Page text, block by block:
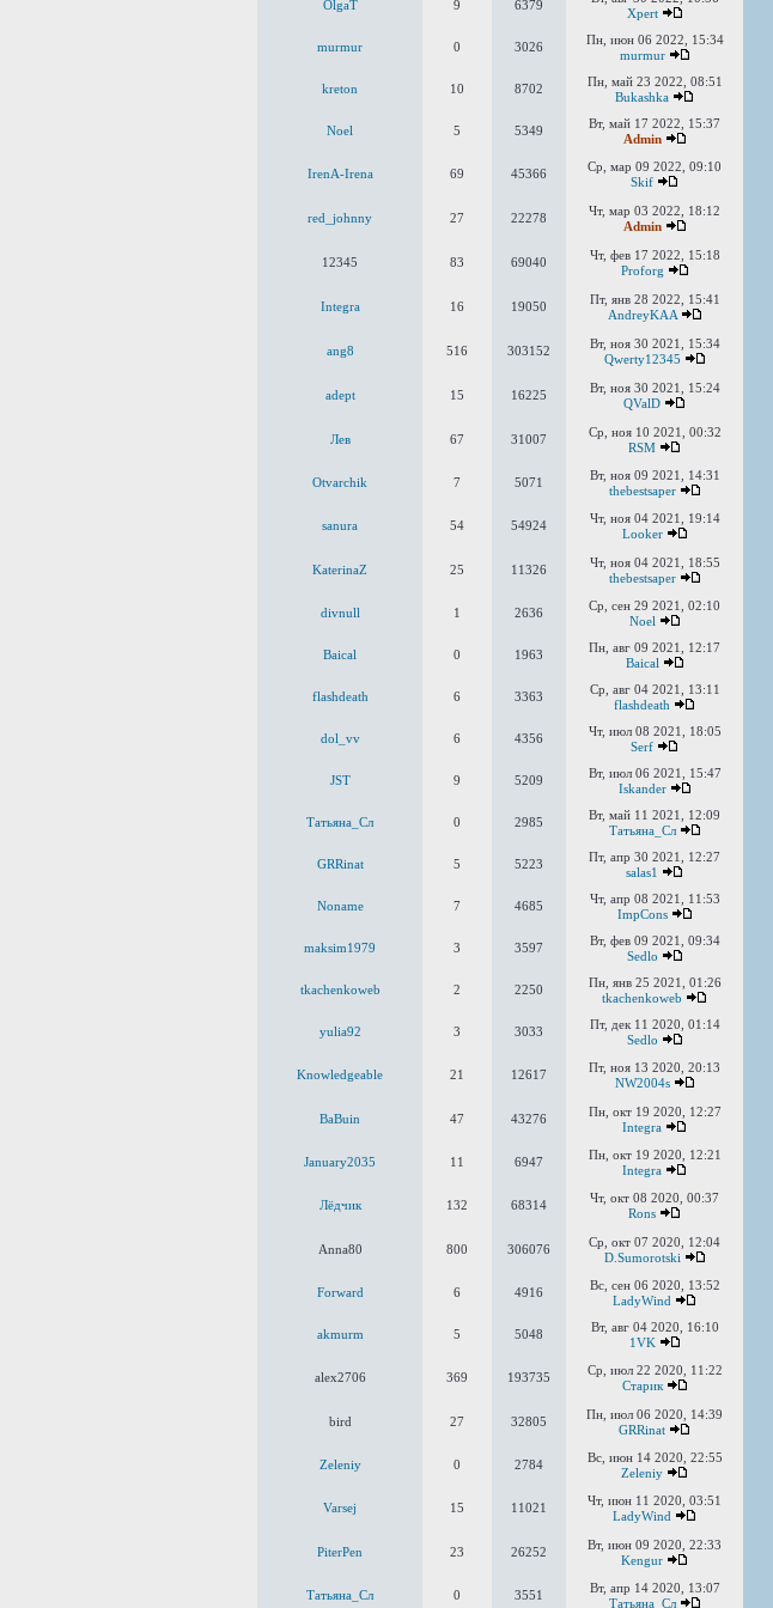
OlgaT 9 6379
Xpert
murmur 0 3026
Пн, июн 06 2022, 15:34
murmur
kreton 10 8702
Пн, май 23 2022, 08:51
Bukashka
Noel 5 5349
Вт, май 17 2022, 15:37
Admin
IrenA-Irena 69 45366
Ср, мар 09 2022, 09:10
Skif
red_johnny 27 22278
Чт, мар 03 2022, 18:12
Admin
12345 83 69040
Чт, фев 17 2022, 15:18
Proforg
Integra 16 19050
Пт, янв 28 2022, 15:41
AndreyKAA
ang8 516 303152
Вт, ноя 30 2021, 15:34
Qwerty12345
adept 15 16225
Вт, ноя 30 2021, 15:24
QValD
Лев 67 31007
Ср, ноя 10 2021, 00:32
RSM
Otvarchik 7 5071
Вт, ноя 09 2021, 14:31
thebestsaper
sanura 54 54924
Чт, ноя 04 2021, 19:14
Looker
KaterinaZ 25 11326
Чт, ноя 04 2021, 18:55
thebestsaper
divnull 1 2636
Ср, сен 29 2021, 02:10
Noel
Baical 0 1963
Пн, авг 09 2021, 12:17
Baical
flashdeath 6 3363
Ср, авг 04 2021, 13:11
flashdeath
dol_vv 6 4356
Чт, июл 08 2021, 18:05
Serf
JST 9 5209
Вт, июл 06 2021, 15:47
Iskander
Татьяна_Сл 0 2985
Вт, май 11 2021, 12:09
Татьяна_Сл
GRRinat 5 5223
Пт, апр 30 2021, 12:27
salas1
Noname 7 4685
Чт, апр 08 2021, 11:53
ImpCons
maksim1979 3 3597
Вт, фев 09 2021, 09:34
Sedlo
tkachenkoweb 2 2250
Пн, янв 25 2021, 01:26
tkachenkoweb
yulia92 3 3033
Пт, дек 11 2020, 01:14
Sedlo
Knowledgeable 21 12617
Пт, ноя 13 2020, 20:13
NW2004s
BaBuin 47 43276
Пн, окт 19 2020, 12:27
Integra
January2035 11 6947
Пн, окт 19 2020, 12:21
Integra
Лёдчик 132 68314
Чт, окт 08 2020, 00:37
Rons
Anna80 800 306076
Ср, окт 07 2020, 12:04
D.Sumorotski
Forward 6 4916
Вс, сен 06 2020, 13:52
LadyWind
akmurm 5 5048
Вт, авг 04 2020, 16:10
1VK
alex2706 369 193735
Ср, июл 22 2020, 11:22
Старик
bird 27 32805
Пн, июл 06 2020, 14:39
GRRinat
Zeleniy 0 2784
Вс, июн 14 2020, 22:55
Zeleniy
Varsej 15 11021
Чт, июн 11 2020, 03:51
LadyWind
PiterPen 23 26252
Вт, июн 09 2020, 22:33
Kengur
Татьяна_Сл 0 3551
Вт, апр 14 2020, 13:07
Татьяна_Сл